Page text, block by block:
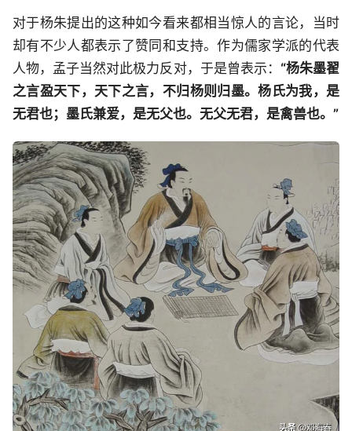
对于杨朱提出的这种如今看来都相当惊人的言论，当时
却有不少人都表示了赞同和支持。作为儒家学派的代表
人物，孟子当然对此极力反对，于是曾表示： “杨朱墨翟
之言盈天下，天下之言，不归杨则归墨。杨氏为我，是
无君也；墨氏兼爱，是无父也。无父无君，是禽兽也。”